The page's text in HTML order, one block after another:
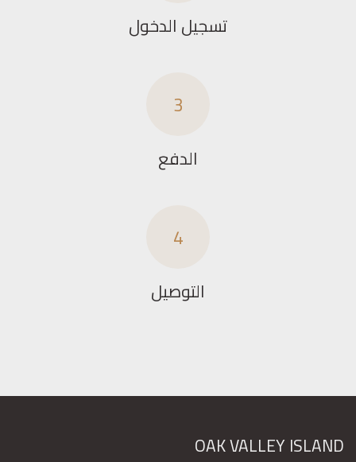
4
التوصيل
3
الدفع
تسجيل الدخول
OAK VALLEY ISLAND